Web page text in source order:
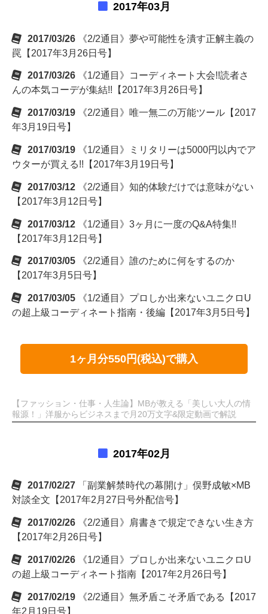
2017年03月
2017/03/26
《2/2通目》夢や可能性を潰す正解主義の
罠【2017年3月26日号】
2017/03/26
《1/2通目》コーディネート大会!!読者さ
んの本気コーデが集結!!【2017年3月26日号】
2017/03/19
《2/2通目》唯一無二の万能ツール【2017
年3月19日号】
2017/03/19
《1/2通目》ミリタリーは5000円以内でア
ウターが買える!!【2017年3月19日号】
2017/03/12
《2/2通目》知的体験だけでは意味がない
【2017年3月12日号】
2017/03/12
《1/2通目》3ヶ月に一度のQ&A特集!!
【2017年3月12日号】
2017/03/05
《2/2通目》誰のために何をするのか
【2017年3月5日号】
2017/03/05
《1/2通目》プロしか出来ないユニクロU
の超上級コーディネート指南・後編【2017年3月5日号】
1ヶ月分550円(税込)で購入
【ファッション・仕事・人生論】MBが教える「美しい大人の情
報源！」洋服からビジネスまで月20万文字&限定動画で解説
2017年02月
2017/02/27
「副業解禁時代の幕開け」俣野成敏×MB
対談全文【2017年2月27日号外配信号】
2017/02/26
《2/2通目》肩書きで規定できない生き方
【2017年2月26日号】
2017/02/26
《1/2通目》プロしか出来ないユニクロU
の超上級コーディネート指南【2017年2月26日号】
2017/02/19
《2/2通目》無矛盾こそ矛盾である【2017
年2月19日号】